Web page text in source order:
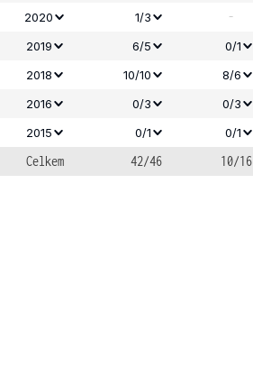
2020
1/3 -
2019
6/5 0/1
2018
10/10 8/6
2016
0/3 0/3
2015 0/1 0/1
Celkem
42/46 10/16